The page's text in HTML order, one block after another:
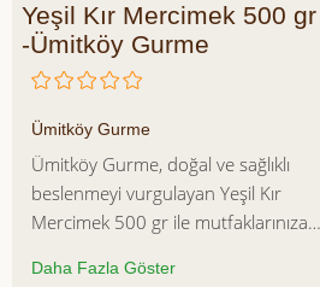
Yeşil Kır Mercimek 500 gr
-Ümitköy Gurme
Ümitköy Gurme
Ümitköy Gurme, doğal ve sağlıklı
beslenmeyi vurgulayan Yeşil Kır
Mercimek 500 gr ile mutfaklarınıza
yüksek protein, lif ve mineral içeriğiyle
Daha Fazla Göster